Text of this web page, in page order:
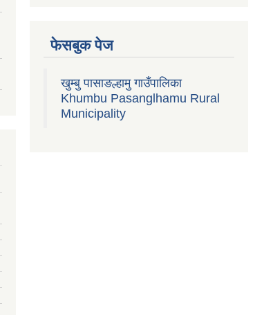
फेसबुक पेज
खुम्बु पासाङल्हामु गाउँपालिका
Khumbu Pasanglhamu Rural
Municipality